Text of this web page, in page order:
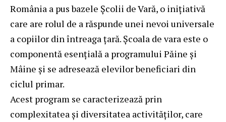
România a pus bazele Școlii de Vară, o inițiativă
care are rolul de a răspunde unei nevoi universale
a copiilor din întreaga țară. Școala de vara este o
componentă esențială a programului Păine și
Mâine și se adresează elevilor beneficiari din
ciclul primar.
Acest program se caracterizează prin
complexitatea și diversitatea activităților, care